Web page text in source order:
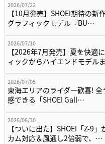
2026/07/22
【10月発売】SHOEI期待の新
グラフィックモデル『BU…
2026/07/10
【2026年7月発売】夏を快適
ィックからハイエンドモデル
2026/07/05
東海エリアのライダー歓喜!
感できる「SHOEI Gall…
2026/06/30
【ついに出た】SHOEI「Z-9
カム対応＆風通し2倍弱で、…